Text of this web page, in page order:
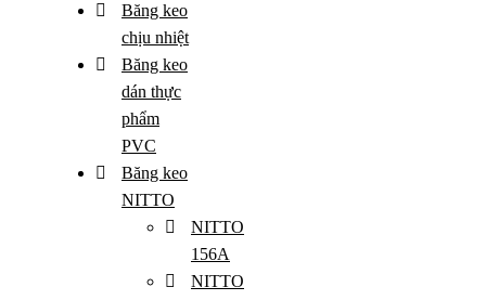
Băng keo
chịu nhiệt
Băng keo
dán thực
phẩm
PVC
Băng keo
NITTO
NITTO
156A
NITTO